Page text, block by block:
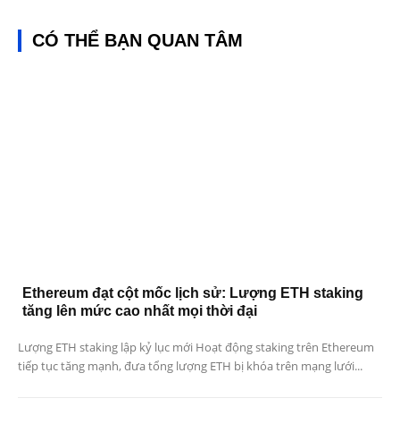
CÓ THỂ BẠN QUAN TÂM
Ethereum đạt cột mốc lịch sử: Lượng ETH staking
tăng lên mức cao nhất mọi thời đại
Lượng ETH staking lập kỷ lục mới Hoạt động staking trên Ethereum
tiếp tục tăng mạnh, đưa tổng lượng ETH bị khóa trên mạng lưới...